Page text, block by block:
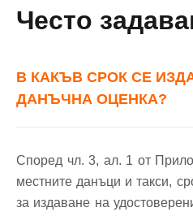
Често
В КАКЪВ СРОК СЕ
ДАНЪЧНА ОЦЕНКА?
Според чл. 3, ал. 1 от
местните данъци и такси,
за издаване на